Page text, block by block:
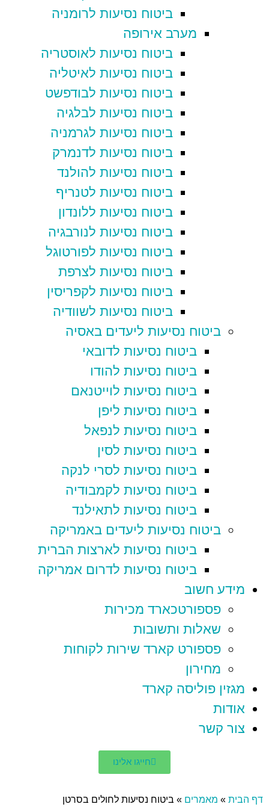
ביטוח נסיעות לרומניה
מערב אירופה
ביטוח נסיעות לאוסטריה
ביטוח נסיעות לאיטליה
ביטוח נסיעות לבודפשט
ביטוח נסיעות לבלגיה
ביטוח נסיעות לגרמניה
ביטוח נסיעות לדנמרק
ביטוח נסיעות להולנד
ביטוח נסיעות לטנריף
ביטוח נסיעות ללונדון
ביטוח נסיעות לנורבגיה
ביטוח נסיעות לפורטוגל
ביטוח נסיעות לצרפת
ביטוח נסיעות לקפריסין
ביטוח נסיעות לשוודיה
ביטוח נסיעות ליעדים באסיה
ביטוח נסיעות לדובאי
ביטוח נסיעות להודו
ביטוח נסיעות לוייטנאם
ביטוח נסיעות ליפן
ביטוח נסיעות לנפאל
ביטוח נסיעות לסין
ביטוח נסיעות לסרי לנקה
ביטוח נסיעות לקמבודיה
ביטוח נסיעות לתאילנד
ביטוח נסיעות ליעדים באמריקה
ביטוח נסיעות לארצות הברית
ביטוח נסיעות לדרום אמריקה
מידע חשוב
פספורטכארד מכירות
שאלות ותשובות
פספורט קארד שירות לקוחות
מחירון
מגזין פוליסה קארד
אודות
צור קשר
חייגו אלינו
דף הבית » מאמרים » ביטוח נסיעות לחולים בסרטן